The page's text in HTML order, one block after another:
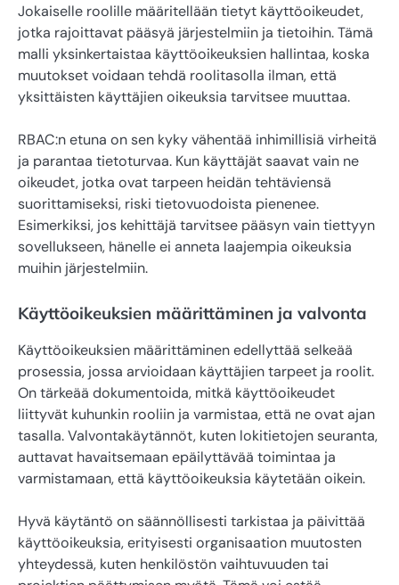
Jokaiselle roolille määritellään tietyt käyttöoikeudet,
jotka rajoittavat pääsyä järjestelmiin ja tietoihin. Tämä
malli yksinkertaistaa käyttöoikeuksien hallintaa, koska
muutokset voidaan tehdä roolitasolla ilman, että
yksittäisten käyttäjien oikeuksia tarvitsee muuttaa.
RBAC:n etuna on sen kyky vähentää inhimillisiä virheitä
ja parantaa tietoturvaa. Kun käyttäjät saavat vain ne
oikeudet, jotka ovat tarpeen heidän tehtäviensä
suorittamiseksi, riski tietovuodoista pienenee.
Esimerkiksi, jos kehittäjä tarvitsee pääsyn vain tiettyyn
sovellukseen, hänelle ei anneta laajempia oikeuksia
muihin järjestelmiin.
Käyttöoikeuksien määrittäminen ja valvonta
Käyttöoikeuksien määrittäminen edellyttää selkeää
prosessia, jossa arvioidaan käyttäjien tarpeet ja roolit.
On tärkeää dokumentoida, mitkä käyttöoikeudet
liittyvät kuhunkin rooliin ja varmistaa, että ne ovat ajan
tasalla. Valvontakäytännöt, kuten lokitietojen seuranta,
auttavat havaitsemaan epäilyttävää toimintaa ja
varmistamaan, että käyttöoikeuksia käytetään oikein.
Hyvä käytäntö on säännöllisesti tarkistaa ja päivittää
käyttöoikeuksia, erityisesti organisaation muutosten
yhteydessä, kuten henkilöstön vaihtuvuuden tai